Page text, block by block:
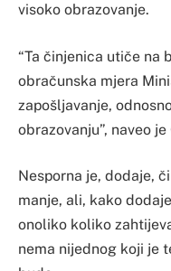
visoko obrazovanje.
“Ta činjenica utiče na
obračunska mjera
zapošljavanje,
obrazovanju”, naveo
Nesporna je, dodaje,
manje, ali, kako
onoliko koliko
nema nijednog koji je